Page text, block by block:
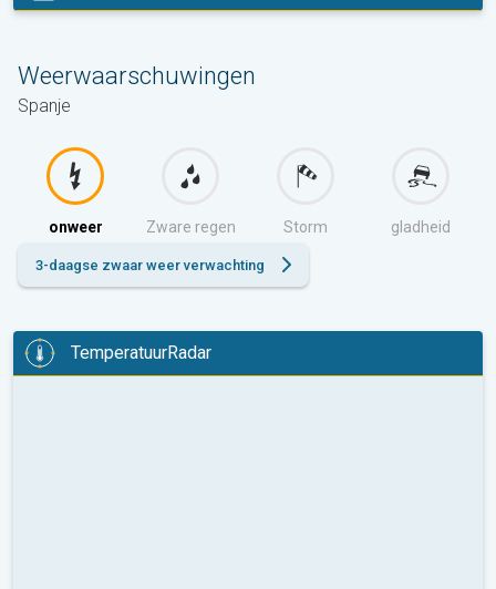
Weerwaarschuwingen
Spanje
onweer Zware regen Storm gladheid
3-daagse zwaar weer verwachting
TemperatuurRadar